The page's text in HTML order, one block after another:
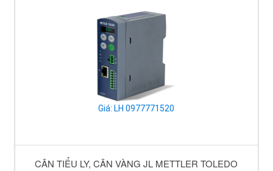
Giá: LH 0977771520
CÂN TIỂU LY, CÂN VÀNG JL METTLER TOLEDO